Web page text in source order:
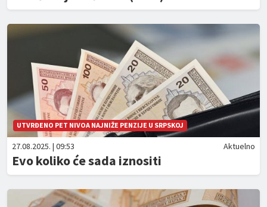
UTVRĐENO PET NIVOA NAJNIŽE PENZIJE U SRPSKOJ
27.08.2025. | 09:53 Aktuelno
Evo koliko će sada iznositi